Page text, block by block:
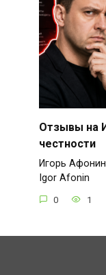
Отзывы на
честности
Игорь
Igor Afonin
0 1